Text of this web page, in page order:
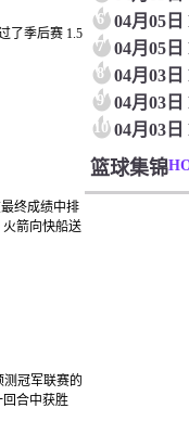
6
7
8
9
10
篮球集锦